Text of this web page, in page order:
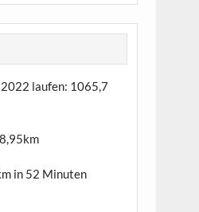
laufen: 1065,7
in 52 Minuten